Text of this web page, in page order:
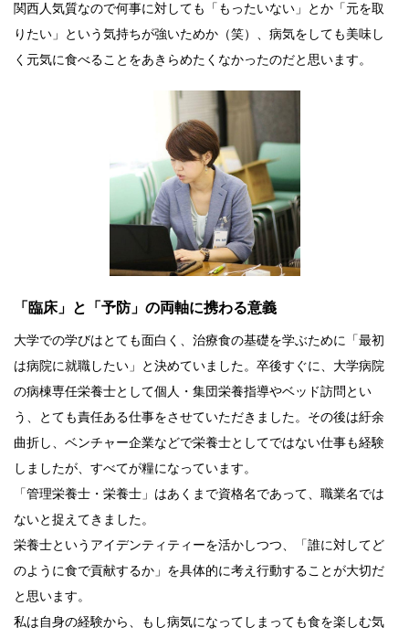
関西人気質なので何事に対しても「もったいない」とか「元を取
りたい」という気持ちが強いためか（笑）、病気をしても美味し
く元気に食べることをあきらめたくなかったのだと思います。
「臨床」と「予防」の両軸に携わる意義
大学での学びはとても面白く、治療食の基礎を学ぶために「最初
は病院に就職したい」と決めていました。卒後すぐに、大学病院
の病棟専任栄養士として個人・集団栄養指導やベッド訪問とい
う、とても責任ある仕事をさせていただきました。その後は紆余
曲折し、ベンチャー企業などで栄養士としてではない仕事も経験
しましたが、すべてが糧になっています。
「管理栄養士・栄養士」はあくまで資格名であって、職業名では
ないと捉えてきました。
栄養士というアイデンティティーを活かしつつ、「誰に対してど
のように食で貢献するか」を具体的に考え行動することが大切だ
と思います。
私は自身の経験から、もし病気になってしまっても食を楽しむ気